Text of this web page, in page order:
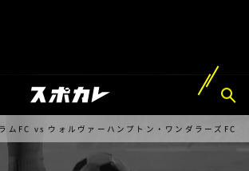
ムFC vs ウォルヴァーハンプトン・ワンダラーズFC